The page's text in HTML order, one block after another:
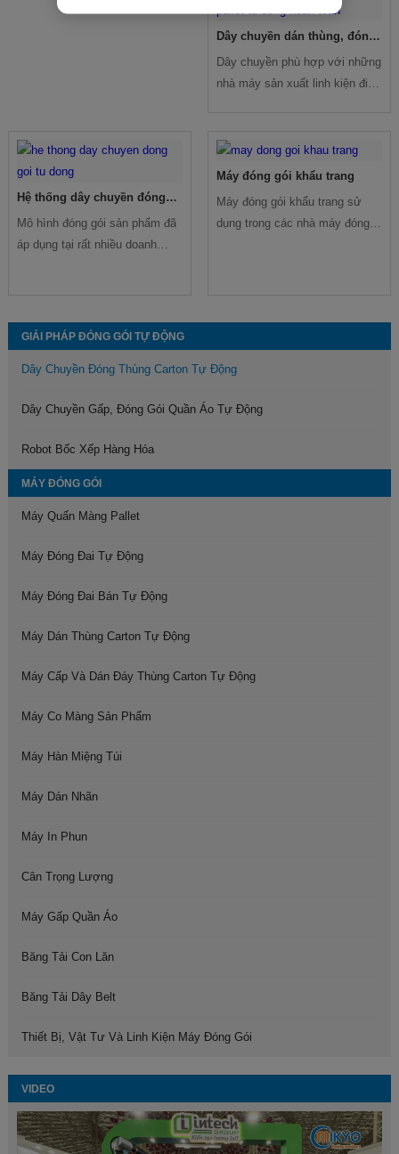
Dây chuyền dán thùng, đóng
đai kết hợp quấn màng, xếp
pallet tự động hoàn toàn.
Dây chuyền phù hợp với những
nhà máy sản xuất linh kiện điện
…. Có khối lượng thùng hàng
trung bình lớn hơn 20kg/thùng.
Hệ thống dây chuyền đóng
gói tự động
Mô hình đóng gói sản phẩm đã
áp dụng tại rất nhiều doanh
thứ tự từ trái qua phải. Phù
hợp với các sản phẩm cần bọc
màng PE.
Máy đóng gói khẩu trang
Máy đóng gói khẩu trang sử
dụng trong các nhà máy đóng
GIẢI PHÁP ĐÓNG GÓI TỰ ĐỘNG
Dây Chuyền Đóng Thùng Carton Tự Động
Dây Chuyền Gấp, Đóng Gói Quần Áo Tự Động
Robot Bốc Xếp Hàng Hóa
MÁY ĐÓNG GÓI
Máy Quấn Màng Pallet
Máy Đóng Đai Tự Động
Máy Đóng Đai Bán Tự Động
Máy Dán Thùng Carton Tự Động
Máy Cấp Và Dán Đáy Thùng Carton Tự Động
Máy Co Màng Sản Phẩm
Máy Hàn Miệng Túi
Máy Dán Nhãn
Máy In Phun
Cân Trọng Lượng
Máy Gấp Quần Áo
Băng Tải Con Lăn
Băng Tải Dây Belt
Thiết Bị, Vật Tư Và Linh Kiện Máy Đóng Gói
VIDEO